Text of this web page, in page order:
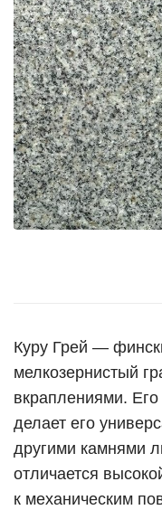
Куру Грей —
мелкозернистый
вкраплениями.
делает его
другими камнями
отличается
к механическим